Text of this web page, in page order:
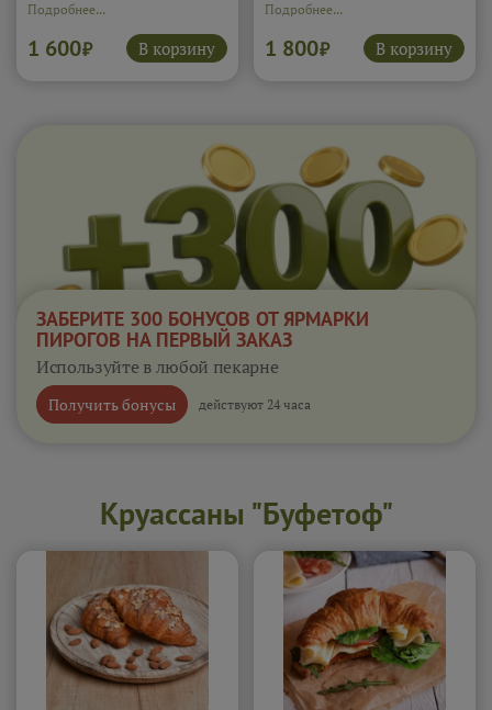
Подробнее...
1 600₽ В корзину
Подробнее...
1 800₽ В корзину
ЗАБЕРИТЕ 300 БОНУСОВ ОТ ЯРМАРКИ
ПИРОГОВ НА ПЕРВЫЙ ЗАКАЗ
Используйте в любой пекарне
Получить бонусы действуют 24 часа
Круассаны "Буфетоф"